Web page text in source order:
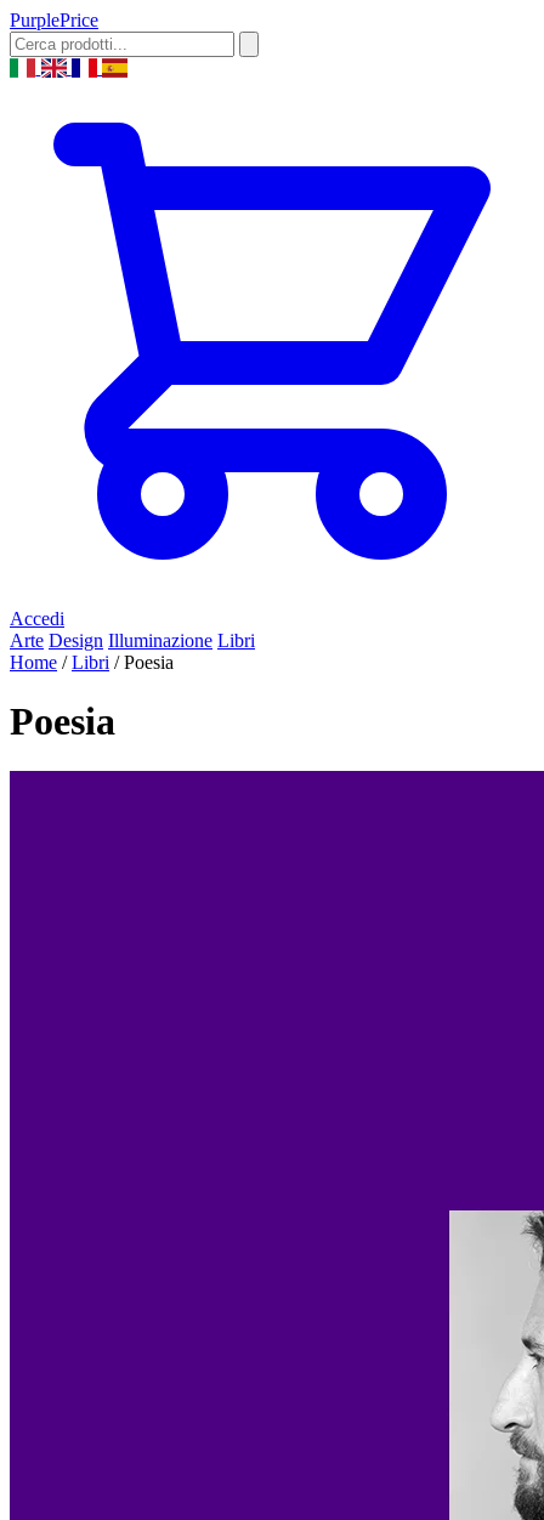
PurplePrice
Accedi
Arte Design Illuminazione Libri
Home / Libri / Poesia
Poesia